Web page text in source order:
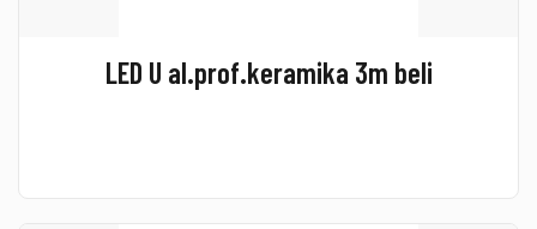
LED U al.prof.keramika 3m beli